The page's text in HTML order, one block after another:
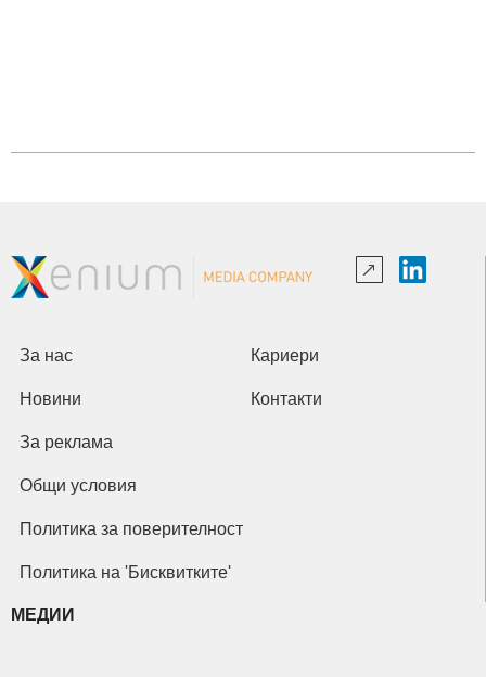
За нас Кариери
Новини Контакти
За реклама
Общи условия
Политика за поверителност
Политика на 'Бисквитките'
МЕДИИ